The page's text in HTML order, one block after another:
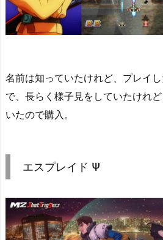
名前は知っていたけれど、プレイ
で、長らく様子見をしていたけれ
いたので購入。
エスプレイド Ψ